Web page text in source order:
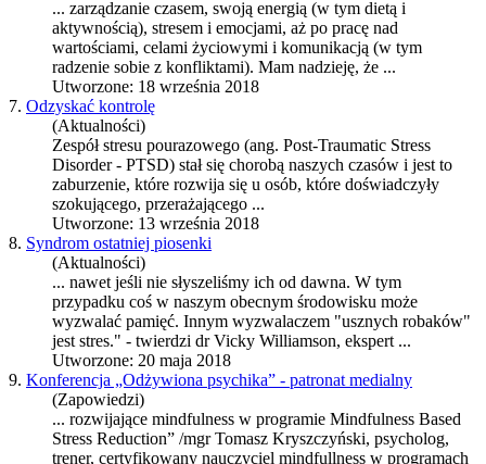
... zarządzanie czasem, swoją energią (w tym dietą i
aktywnością), stresem i emocjami, aż po pracę nad
wartościami, celami życiowymi i komunikacją (w tym
radzenie sobie z konfliktami). Mam nadzieję, że ...
Utworzone: 18 września 2018
7. Odzyskać kontrolę
(Aktualności)
Zespółstresu pourazowego (ang. Post-Traumatic Stress
Disorder - PTSD) stał się chorobą naszych czasów i jest to
zaburzenie, które rozwija się u osób, które doświadczyły
szokującego, przerażającego ...
Utworzone: 13 września 2018
8. Syndrom ostatniej piosenki
(Aktualności)
... nawet jeśli nie słyszeliśmy ich od dawna. W tym
przypadku coś w naszym obecnym środowisku może
wyzwalać pamięć. Innym wyzwalaczem "usznych robaków"
jest stres." - twierdzi dr Vicky Williamson, ekspert ...
Utworzone: 20 maja 2018
9. Konferencja „Odżywiona psychika” - patronat medialny
(Zapowiedzi)
... rozwijające mindfulness w programie Mindfulness Based
Stress Reduction” /mgr Tomasz Kryszczyński, psycholog,
trener, certyfikowany nauczyciel mindfullness w programach